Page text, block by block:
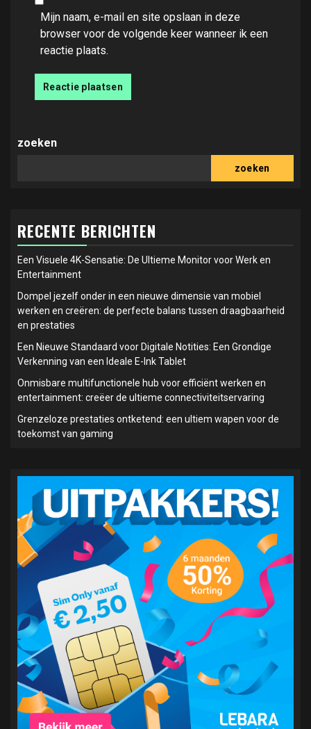
Mijn naam, e-mail en site opslaan in deze
browser voor de volgende keer wanneer ik een
reactie plaats.
zoeken
zoeken
RECENTE BERICHTEN
Een Visuele 4K-Sensatie: De Ultieme Monitor voor Werk en
Entertainment
Dompel jezelf onder in een nieuwe dimensie van mobiel
werken en creëren: de perfecte balans tussen draagbaarheid
en prestaties
Een Nieuwe Standaard voor Digitale Notities: Een Grondige
Verkenning van een Ideale E-Ink Tablet
Onmisbare multifunctionele hub voor efficiënt werken en
entertainment: creëer de ultieme connectiviteitservaring
Grenzeloze prestaties ontketend: een ultiem wapen voor de
toekomst van gaming